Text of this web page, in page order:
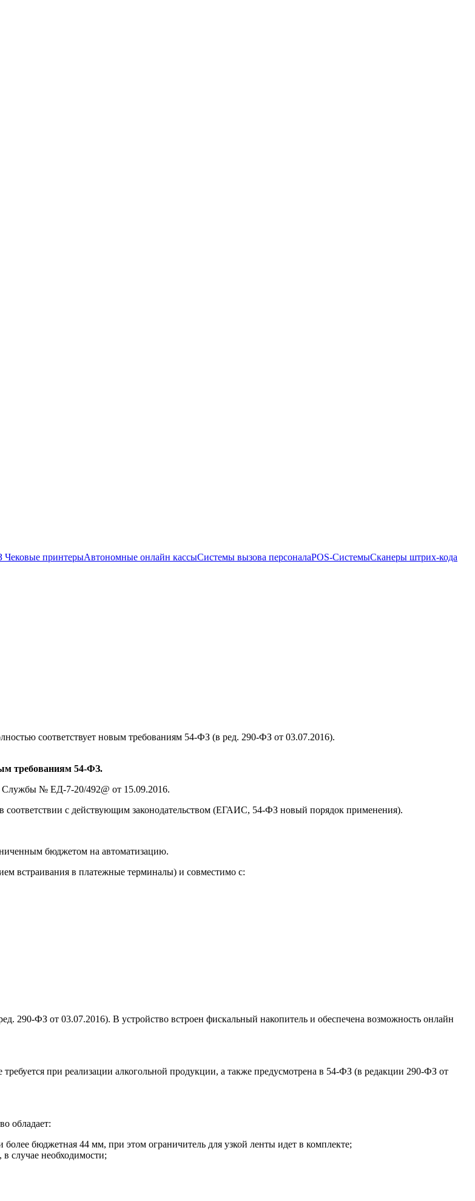
Чековые принтерыАвтономные онлайн кассыСистемы вызова персоналаPOS-СистемыСканеры штрих-кода
соответствует новым требованиям 54-ФЗ (в ред. 290-ФЗ от 03.07.2016).
требованиям 54-ФЗ.
№ ЕД-7-20/492@ от 15.09.2016.
соответствии с действующим законодательством (ЕГАИС, 54-ФЗ новый порядок применения).
бюджетом на автоматизацию.
встраивания в платежные терминалы) и совместимо с:
290-ФЗ от 03.07.2016). В устройство встроен фискальный накопитель и обеспечена возможность онлайн
при реализации алкогольной продукции, а также предусмотрена в 54-ФЗ (в редакции 290-ФЗ от
обладает:
бюджетная 44 мм, при этом ограничитель для узкой ленты идет в комплекте;
случае необходимости;